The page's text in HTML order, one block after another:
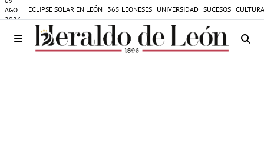
AGO
2026
ECLIPSE SOLAR EN LEÓN 365 LEONESES UNIVERSIDAD SUCESOS